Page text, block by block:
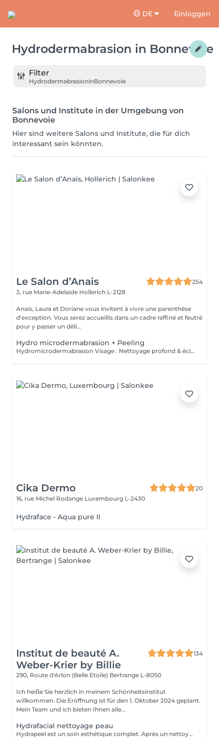
DE Einloggen
Hydrodermabrasion in Bonnevoie
Filter
HydrodermabrasioninBonnevoie
Salons und Institute in der Umgebung von
Bonnevoie
Hier sind weitere Salons und Institute, die für dich
interessant sein könnten.
Le Salon d’Anais
254
3, rue Marie-Adelaïde Hollerich L-2128
Anais, Laura et Doriane vous invitent à vivre une parenthèse
d'exception. Vous serez accueillis dans un cadre raffiné et feutré
pour y passer un déli...
Hydro microdermabrasion + Peeling
Hydromicrodermabrasion Visage : Nettoyage profond & éclat instantané L'hydromicrodermabrasion est un soin visage complet et non invasif qui combine une exfoliation douce à l'aide d'un embout à microdermabrasion avec l'infusion de sérums actifs. Ce traitement agit en profondeur pour nettoyer, hydrater et revitaliser la peau en une seule séance. Contre-indications - Femmes enceintes ou allaitement - Pas d'exposition solaire 48h avant et après soin - Traitements lourds : chimio (attendre 1 an) et antibiotiques ou Roaccutane (attendre 6 mois) - Allergie aux acides de fruits, fruits à coques ou aspirine - Dermabrasions médicales - injection de botox ou acide hyaluronique (attendre 1 mois) - Prise d'anticoagulant, anti-inflammatoire sur le long terme - Maladie auto-immune - Cicatrices chéloïdes
Cika Dermo
20
16, rue Michel Rodange Luxembourg L-2430
Hydraface - Aqua pure II
Institut de beauté A.
Weber-Krier by Billie
134
290, Route d'Arlon (Belle Etoile) Bertrange L-8050
Ich heiße Sie herzlich in meinem Schönheitsinstitut
willkommen. Die Eröffnung ist für den 1. Oktober 2024 geplant.
Mein Team und ich bieten Ihnen alle...
Hydrafacial nettoyage peau
Hydrapeel est un soin esthétique complet. Après un nettoyage de la peau en profondeur grâce au système de Vortex-Fusion. Des résultats immédiats dès la première séance. Les rides et ridules sont lissées, la peau est parfaitement nettoyée, plus douce, lumineuse et redynamisée. *Stimule la désquamation des cellules mortes. *Elimine des comédons, extraction des impuretés *Hydrate -Sature la surface de la peau avec des actifs hydratants et nourrissants intenses. *Cible-Un grand nombre d'options de soins pour répondre aux besoins spécifiques de la peau : Élasticité et fermeté, teint unifié et vitalité, réjuvénation, peaux grasses et congestionnées. Les produits cosmétiques, les sérums booster et les protocoles spécifiques de la gamme Belensa permettent de personnaliser les soins Hydrapeel PRO pour traiter les différentes conditions cutanées. *Ultrasons Augmentent l'absorption des actifs cosmétiques et favorisent la microcirculation, pour atténuer les rides et les ridules. EMS bipolaire Tonifie la peau en stimulant les muscles sous- jacents Spray de solution oxygénée Pour améliorer l'hydratation et la vitalité de la peau. *Marteau froid -Resserrement des pores et vasoconstriction pour éliminer les rougeurs et estomper les cernes. *Spatule vibrante